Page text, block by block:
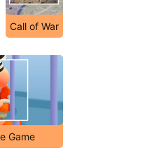
Call of War
Game